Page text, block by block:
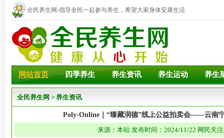
全民养生网-倡导全民一起参与养生，希望大家身体安康生活
幸福！
网站首页 四季养生 养生资讯 养生运动 养生
全民养生网 > 养生资讯
Poly-Online｜“臻藏润德”线上公益拍卖会——云南
来源：本站 发布时间：2024/11/22 网民关